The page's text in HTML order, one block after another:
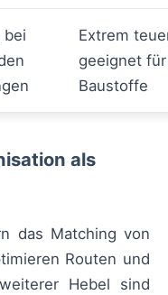
bei
Extrem
geeignet
Baustoffe
als
das Matching von
Routen und
Hebel sind